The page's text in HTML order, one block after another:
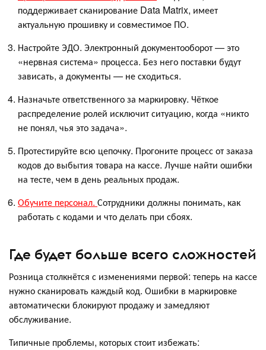
поддерживает сканирование Data Matrix, имеет
актуальную прошивку и совместимое ПО.
Настройте ЭДО. Электронный документооборот — это
«нервная система» процесса. Без него поставки будут
зависать, а документы — не сходиться.
Назначьте ответственного за маркировку. Чёткое
распределение ролей исключит ситуацию, когда «никто
не понял, чья это задача».
Протестируйте всю цепочку. Прогоните процесс от заказа
кодов до выбытия товара на кассе. Лучше найти ошибки
на тесте, чем в день реальных продаж.
Обучите персонал. Сотрудники должны понимать, как
работать с кодами и что делать при сбоях.
Где будет больше всего сложностей
Розница столкнётся с изменениями первой: теперь на кассе
нужно сканировать каждый код. Ошибки в маркировке
автоматически блокируют продажу и замедляют
обслуживание.
Типичные проблемы, которых стоит избежать: